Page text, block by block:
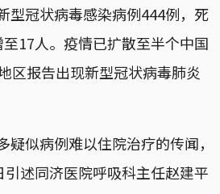
型冠状病毒感染病例444例，死
17人。疫情已扩散至半个中国
区报告出现新型冠状病毒肺炎
疑似病例难以住院治疗的传闻，
引述同济医院呼吸科主任赵建平